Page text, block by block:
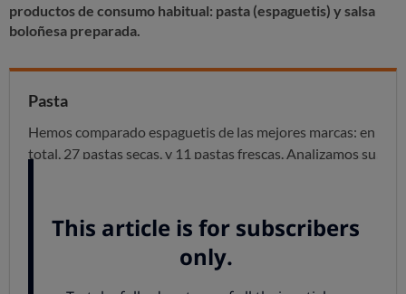
productos de consumo habitual: pasta (espaguetis) y salsa
boloñesa preparada.
Pasta
Hemos comparado espaguetis de las mejores marcas: en
total, 27 pastas secas, y 11 pastas frescas. Analizamos su
tenemos en cuenta un criterio básico en nuestros
comparativos de alimentos: la valoración de los
degustadores. Consulta los detalles en el comparador de